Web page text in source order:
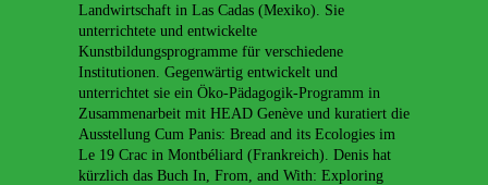
Landwirtschaft in Las Cadas (Mexiko). Sie
unterrichtete und entwickelte
Kunstbildungsprogramme für verschiedene
Institutionen. Gegenwärtig entwickelt und
unterrichtet sie ein Öko-Pädagogik-Programm in
Zusammenarbeit mit HEAD Genève und kuratiert die
Ausstellung Cum Panis: Bread and its Ecologies im
Le 19 Crac in Montbéliard (Frankreich). Denis hat
kürzlich das Buch In, From, and With: Exploring